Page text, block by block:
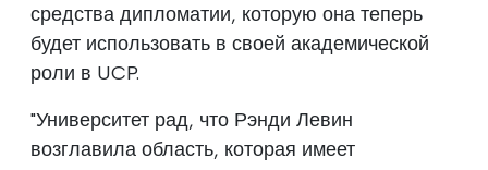
средства дипломатии, которую она теперь
будет использовать в своей академической
роли в UCP.
"Университет рад, что Рэнди Левин
возглавила область, которая имеет